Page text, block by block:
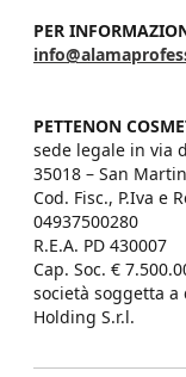
PER
PETTENON
sede legale in via
35018 – San
Cod. Fisc., P.Iva e
04937500280
R.E.A. PD 430007
Cap. Soc. €
società soggetta a
Holding S.r.l.